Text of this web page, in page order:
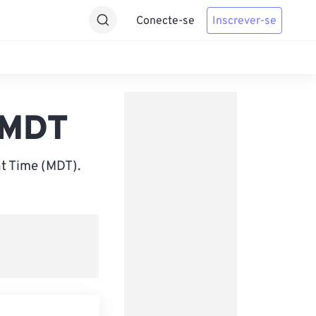
Conecte-se Inscrever-se
Time (MDT).